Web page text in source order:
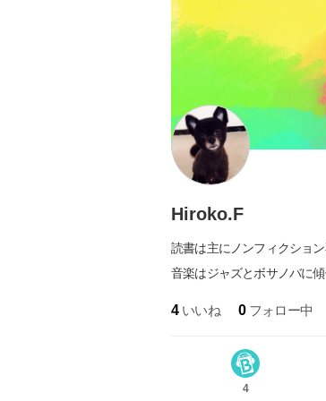
Hiroko.F
読書は主にノンフィクション
音楽はジャズとボサノバに傾
4 いいね 0 フォロー中
4